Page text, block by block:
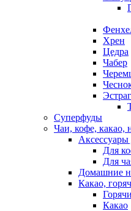
Хрен
Цедра
Чабер
Суперфуды
Чаи, кофе, какао,
Аксессуары
Для
Для
Домашние
Какао,
Какао